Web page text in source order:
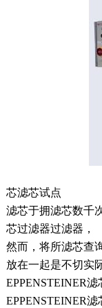
芯滤芯试点
滤芯于拥滤芯数千
芯过滤器过滤器，
然而，将所滤芯查
放在一起是不切实
EPPENSTEINER滤
EPPENSTEINER滤